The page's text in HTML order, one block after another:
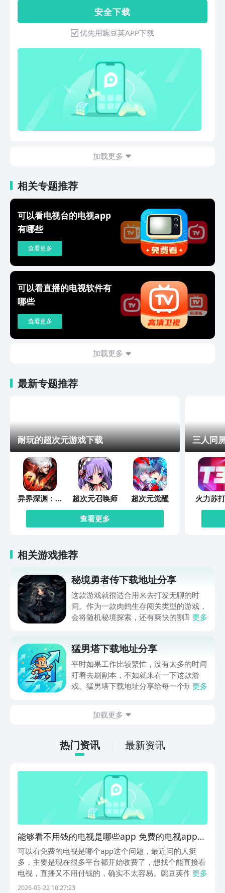
全网首播：海量的视频点播服务，纪录
片、电影、综艺、动画等内容，随心筛选
随心看；同时涵盖电视报道、央视权威评
播神器，提供覆盖全国，包括央视、卫
视、城市频道等直播信号，24小时不间
断播出。 2、强大的直播时移功能，支持
7x24小时任意观看，同时提供预约、回
看、推送等贴心的服务，精彩的节目不再
错过。 3、打造属于自己的口袋电视，收
藏、播放历史、直播预约满足你全方位的
通过栏目和点播的垂直化分类，多维度筛
选以及搜索等功能，轻松找到想看的节
平台账号后就可以一键分享给自己的好
大动力，如果您不吝赐五星，相信我们会
越做越好!
洋——紧跟时代潮流，适合手机用户碎片
化的信息消费习惯；氧——热播大剧、顶
级赛事、权威新闻，看过不仅一笑而过，
还能有所收获；Young——丰富多元的视
频内容类型，微短剧、长剧集、直播、电
视、VR、4K、8K……给用户更多新选
择。在央视频不仅能看到权威的时事内
容，还可以看到“泛文体、泛资讯、泛知
识”多元化的精彩视频；不仅有轻松好玩
的文娱、动漫、影视等内容，还有知名主
播、记者、编导等总台“名人”为央视频创
《舌尖》等数不胜数的新老热播节目，也
电视节目直播，更有丰富的赛事和热点事
件的实况报道。央视频，做有品质的视频
安 全 下 载
优先用豌豆荚APP下载
加载更多
相关专题推荐
可以看电视台的电视app
有哪些
查看更多
可以看直播的电视软件有
哪些
查看更多
加载更多
最新专题推荐
耐玩的超次元游戏下载
异界深渊：觉
醒
超次元召唤师
超次元觉醒
查看更多
三人同
火力苏
相关游戏推荐
秘境勇者传下载地址分享
这款游戏就很适合用来去打发无聊的时
间。作为一款肉鸽生存闯关类型的游戏，
会将随机秘境探索，还有爽快的割草闯关
接就可以下载。游戏的上手门槛还是比较
低的，一只手就可以操控，很适合用来去
打发无聊的时间，可玩性真的比较高。
更多
猛男塔下载地址分享
平时如果工作比较繁忙，没有太多的时间
盯着去刷副本，不如就来看一下这款游
戏。猛男塔下载地址分享给每一个玩家，
空余的时间就可以慢慢的养成角色，就很
一下。
更多
加载更多
热门资讯 最新资讯
能够看不用钱的电视是哪些app 免费的电视app有
哪几款
可以看免费的电视是哪个app这个问题，最近问的人挺
多，主要是现在很多平台都开始收费了，想找个能直接看
电视，直播又不用付钱的，确实不太容易。豌豆荚作为国
内资源最全的应用商店，收录了有200万款+的安卓应用
更多
2026-05-22 10:27:23